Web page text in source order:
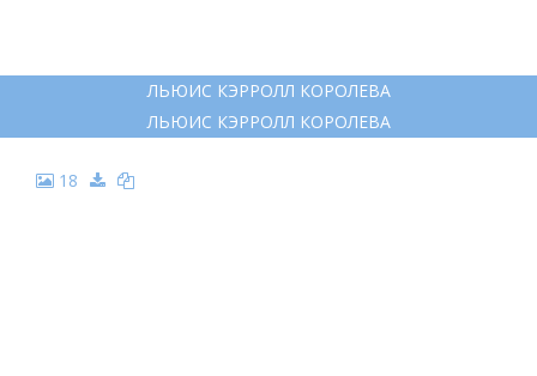
ЛЬЮИС КЭРРОЛЛ КОРОЛЕВА
ЛЬЮИС КЭРРОЛЛ КОРОЛЕВА
18